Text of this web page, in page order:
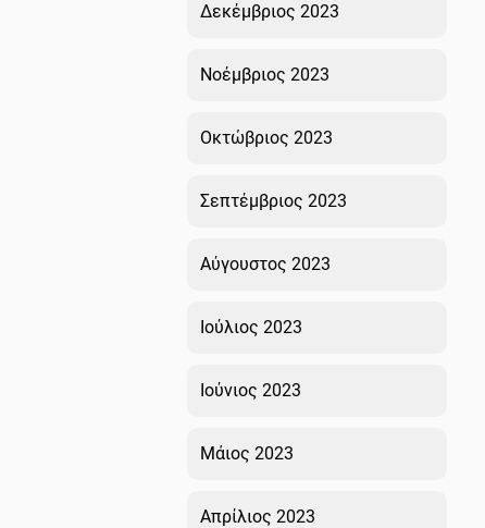
Δεκέμβριος 2023
Νοέμβριος 2023
Οκτώβριος 2023
Σεπτέμβριος 2023
Αύγουστος 2023
Ιούλιος 2023
Ιούνιος 2023
Μάιος 2023
Απρίλιος 2023